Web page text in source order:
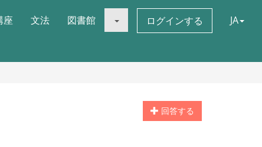
座 文法 図書館 ログインする JA
回答する